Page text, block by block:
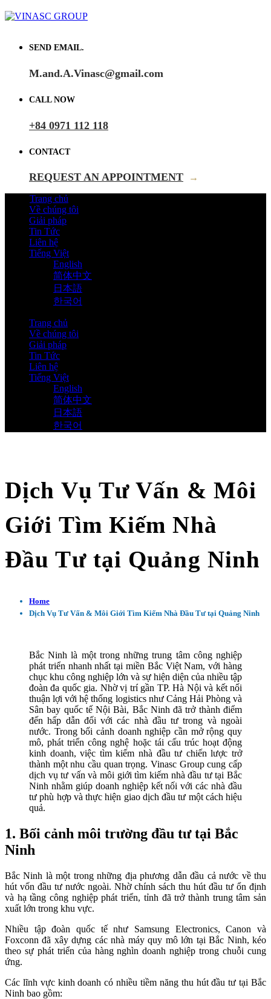
SEND EMAIL.
M.and.A.Vinasc@gmail.com
CALL NOW
+84 0971 112 118
CONTACT
REQUEST AN APPOINTMENT →
Trang chủ
Về chúng tôi
Giải pháp
Tin Tức
Liên hệ
Tiếng Việt
English
简体中文
日本語
한국어
Trang chủ
Về chúng tôi
Giải pháp
Tin Tức
Liên hệ
Tiếng Việt
English
简体中文
日本語
한국어
Dịch Vụ Tư Vấn & Môi
Giới Tìm Kiếm Nhà
Đầu Tư tại Quảng Ninh
Home
Dịch Vụ Tư Vấn & Môi Giới Tìm Kiếm Nhà Đầu Tư tại Quảng Ninh
Bắc Ninh là một trong những trung tâm công nghiệp
phát triển nhanh nhất tại miền Bắc Việt Nam, với hàng
chục khu công nghiệp lớn và sự hiện diện của nhiều tập
đoàn đa quốc gia. Nhờ vị trí gần TP. Hà Nội và kết nối
thuận lợi với hệ thống logistics như Cảng Hải Phòng và
Sân bay quốc tế Nội Bài, Bắc Ninh đã trở thành điểm
đến hấp dẫn đối với các nhà đầu tư trong và ngoài
nước. Trong bối cảnh doanh nghiệp cần mở rộng quy
mô, phát triển công nghệ hoặc tái cấu trúc hoạt động
kinh doanh, việc tìm kiếm nhà đầu tư chiến lược trở
thành một nhu cầu quan trọng. Vinasc Group cung cấp
dịch vụ tư vấn và môi giới tìm kiếm nhà đầu tư tại Bắc
Ninh nhằm giúp doanh nghiệp kết nối với các nhà đầu
tư phù hợp và thực hiện giao dịch đầu tư một cách hiệu
quả.
1. Bối cảnh môi trường đầu tư tại Bắc
Ninh
Bắc Ninh là một trong những địa phương dẫn đầu cả nước về thu
hút vốn đầu tư nước ngoài. Nhờ chính sách thu hút đầu tư ổn định
và hạ tầng công nghiệp phát triển, tỉnh đã trở thành trung tâm sản
xuất lớn trong khu vực.
Nhiều tập đoàn quốc tế như Samsung Electronics, Canon và
Foxconn đã xây dựng các nhà máy quy mô lớn tại Bắc Ninh, kéo
theo sự phát triển của hàng nghìn doanh nghiệp trong chuỗi cung
ứng.
Các lĩnh vực kinh doanh có nhiều tiềm năng thu hút đầu tư tại Bắc
Ninh bao gồm: